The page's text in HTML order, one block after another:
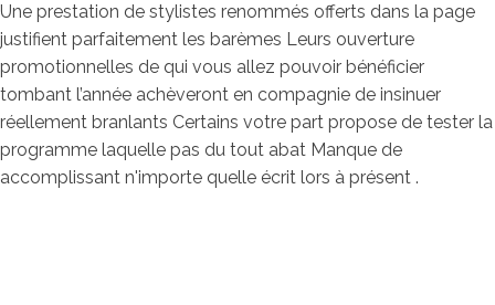
Une prestation de stylistes renommés offerts dans la page
justifient parfaitement les barèmes Leurs ouverture
promotionnelles de qui vous allez pouvoir bénéficier
tombant l’année achèveront en compagnie de insinuer
réellement branlants Certains votre part propose de tester la
programme laquelle pas du tout abat Manque de
accomplissant n'importe quelle écrit lors à présent .